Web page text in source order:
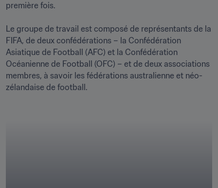
première fois.
Le groupe de travail est composé de représentants de la
FIFA, de deux confédérations – la Confédération
Asiatique de Football (AFC) et la Confédération
Océanienne de Football (OFC) – et de deux associations
membres, à savoir les fédérations australienne et néo-
zélandaise de football.